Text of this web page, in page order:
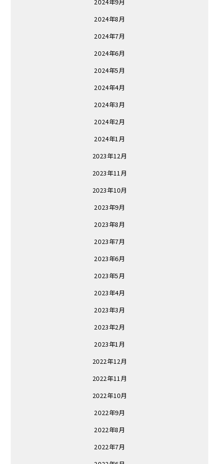
2024年8月
2024年7月
2024年6月
2024年5月
2024年4月
2024年3月
2024年2月
2024年1月
2023年12月
2023年11月
2023年10月
2023年9月
2023年8月
2023年7月
2023年6月
2023年5月
2023年4月
2023年3月
2023年2月
2023年1月
2022年12月
2022年11月
2022年10月
2022年9月
2022年8月
2022年7月